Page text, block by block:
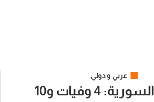
عربي و دولي
وزارة الصحة السورية: 4 وفيات و10